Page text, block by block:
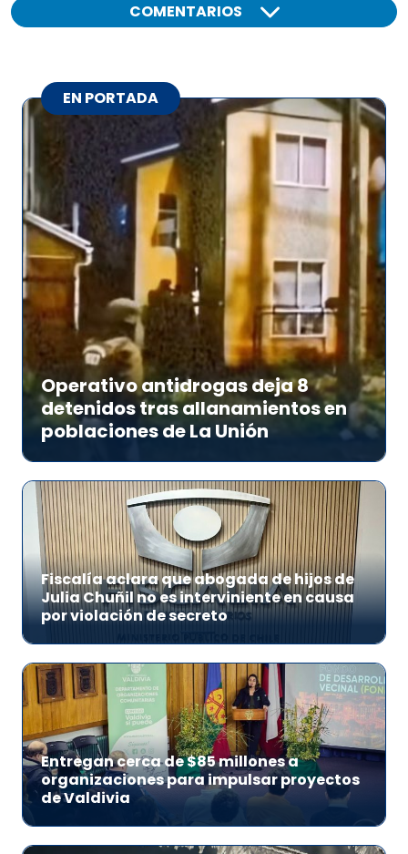
COMENTARIOS
EN PORTADA
Operativo antidrogas deja 8
detenidos tras allanamientos en
poblaciones de La Unión
Fiscalía aclara que abogada de hijos de
Julia Chuñil no es interviniente en causa
por violación de secreto
Entregan cerca de $85 millones a
organizaciones para impulsar proyectos
de Valdivia